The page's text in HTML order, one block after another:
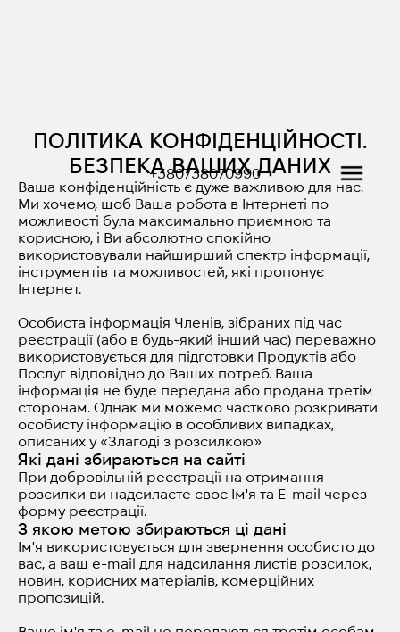
ПОЛІТИКА КОНФІДЕНЦІЙНОСТІ.
БЕЗПЕКА ВАШИХ ДАНИХ
Ваша конфіденційність є дуже важливою для нас.
Ми хочемо, щоб Ваша робота в Інтернеті по
можливості була максимально приємною та
корисною, і Ви абсолютно спокійно
використовували найширший спектр інформації,
інструментів та можливостей, які пропонує
Інтернет.
Особиста інформація Членів, зібраних під час
реєстрації (або в будь-який інший час) переважно
використовується для підготовки Продуктів або
Послуг відповідно до Ваших потреб. Ваша
інформація не буде передана або продана третім
сторонам. Однак ми можемо частково розкривати
особисту інформацію в особливих випадках,
описаних у «Злагоді з розсилкою»
Які дані збираються на сайті
При добровільній реєстрації на отримання
розсилки ви надсилаєте своє Ім'я та E-mail через
форму реєстрації.
З якою метою збираються ці дані
Ім'я використовується для звернення особисто до
вас, а ваш e-mail для надсилання листів розсилок,
новин, корисних матеріалів, комерційних
пропозицій.
+380738070990